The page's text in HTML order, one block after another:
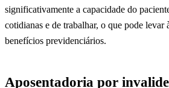
significativamente a capacidade do
cotidianas e de trabalhar, o que pode levar
benefícios previdenciários.
Aposentadoria por